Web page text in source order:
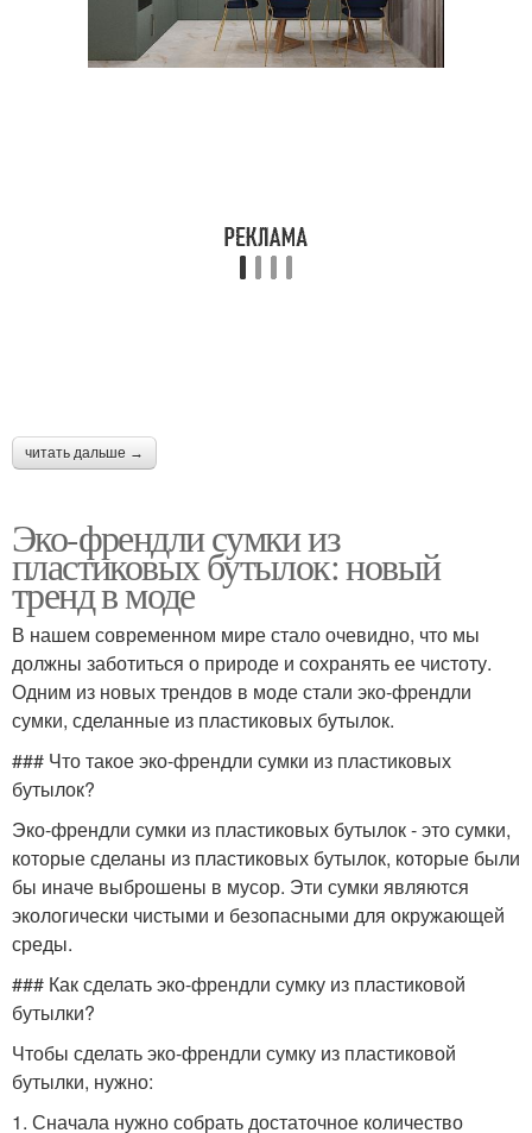
читать дальше →
Эко-френдли сумки из
пластиковых бутылок: новый
тренд в моде
В нашем современном мире стало очевидно, что мы
должны заботиться о природе и сохранять ее чистоту.
Одним из новых трендов в моде стали эко-френдли
сумки, сделанные из пластиковых бутылок.
### Что такое эко-френдли сумки из пластиковых
бутылок?
Эко-френдли сумки из пластиковых бутылок - это сумки,
которые сделаны из пластиковых бутылок, которые были
бы иначе выброшены в мусор. Эти сумки являются
экологически чистыми и безопасными для окружающей
среды.
### Как сделать эко-френдли сумку из пластиковой
бутылки?
Чтобы сделать эко-френдли сумку из пластиковой
бутылки, нужно:
1. Сначала нужно собрать достаточное количество